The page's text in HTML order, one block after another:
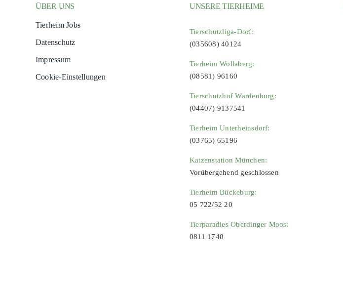
ÜBER UNS
Tierheim Jobs
Datenschutz
Impressum
Cookie-Einstellungen
UNSERE TIERHEIME
Tierschutzliga-Dorf:
(035608) 40124
Tierheim Wollaberg:
(08581) 96160
Tierschutzhof Wardenburg:
(04407) 9137541
Tierheim Unterheinsdorf:
(03765) 65196
Katzenstation München:
Vorübergehend geschlossen
Tierheim Bückeburg:
05 722/52 20
Tierparadies Oberdinger Moos:
0811 1740